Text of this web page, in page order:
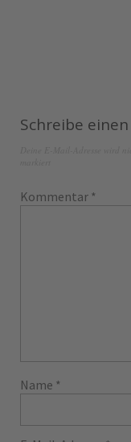
Schreibe
Kommentar *
Name *